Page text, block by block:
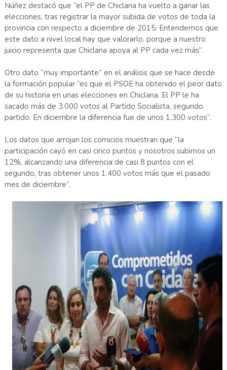
Núñez destacó que “el PP de Chiclana ha vuelto a ganar las
elecciones, tras registrar la mayor subida de votos de toda la
provincia con respecto a diciembre de 2015. Entendemos que
este dato a nivel local hay que valorarlo, porque a nuestro
juicio representa que Chiclana apoya al PP cada vez más”.
Otro dato “muy importante” en el análisis que se hace desde
la formación popular “es que el PSOE ha obtenido el peor dato
de su historia en unas elecciones en Chiclana. El PP le ha
sacado más de 3.000 votos al Partido Socialista, segundo
partido. En diciembre la diferencia fue de unos 1.300 votos”.
Los datos que arrojan los comicios muestran que “la
participación cayó en casi cinco puntos y nosotros subimos un
12%, alcanzando una diferencia de casi 8 puntos con el
segundo, tras obtener unos 1.400 votos más que el pasado
mes de diciembre”.